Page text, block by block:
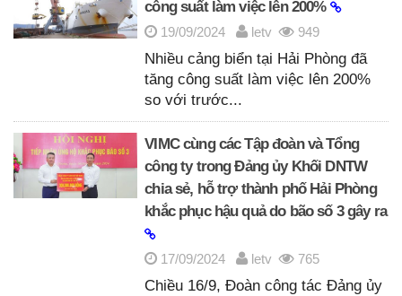
công suất làm việc lên 200%
19/09/2024 letv 949
Nhiều cảng biển tại Hải Phòng đã
tăng công suất làm việc lên 200%
so với trước...
VIMC cùng các Tập đoàn và Tổng
công ty trong Đảng ủy Khối DNTW
chia sẻ, hỗ trợ thành phố Hải Phòng
khắc phục hậu quả do bão số 3 gây ra
17/09/2024 letv 765
Chiều 16/9, Đoàn công tác Đảng ủy